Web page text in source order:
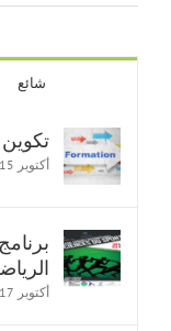
شائع
تكوين
أكتوبر 29th, 2015
أكتوبر 3rd, 2017